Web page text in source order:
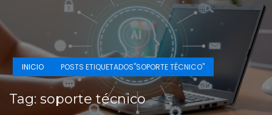
INICIO POSTS ETIQUETADOS"SOPORTE TÉCNICO"
Tag: soporte técnico